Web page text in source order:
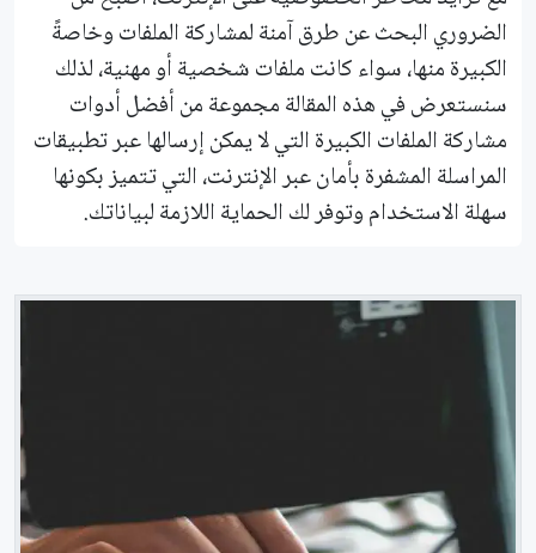
الضروري البحث عن طرق آمنة لمشاركة الملفات وخاصةً
الكبيرة منها، سواء كانت ملفات شخصية أو مهنية، لذلك
سنستعرض في هذه المقالة مجموعة من أفضل أدوات
مشاركة الملفات الكبيرة التي لا يمكن إرسالها عبر تطبيقات
المراسلة المشفرة بأمان عبر الإنترنت، التي تتميز بكونها
سهلة الاستخدام وتوفر لك الحماية اللازمة لبياناتك.